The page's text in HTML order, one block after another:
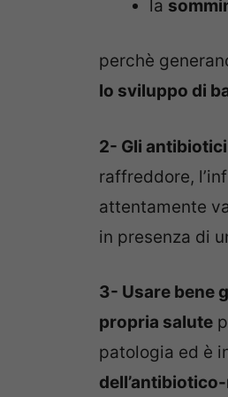
la
perchè
lo sviluppo di
2- Gli
raffreddore,
attentamente
in presenza di
3- Usare bene
propria salute
patologia ed è